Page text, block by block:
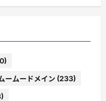
ームードメイン (233)